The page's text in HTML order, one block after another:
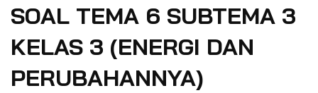
SOAL TEMA 6 SUBTEMA 3
KELAS 3 (ENERGI DAN
PERUBAHANNYA)